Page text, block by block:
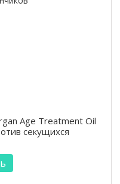
Age Treatment Oil
секущихся